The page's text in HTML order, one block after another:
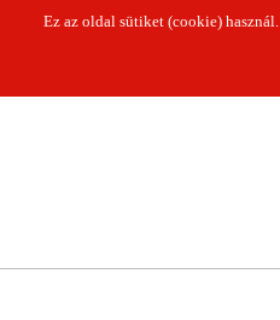
Ez az oldal sütiket (cookie) használ.